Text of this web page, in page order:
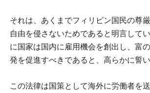
それは、あくまでフィリピン国民の尊
自由を侵さないためであると明言して
に国家は国内に雇用機会を創出し、富
発を促進すべきであると、高らかに誓い
この法律は国策として海外に労働者を